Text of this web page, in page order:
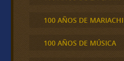
100 AÑOS DE MARIACHI
100 AÑOS DE MÚSICA